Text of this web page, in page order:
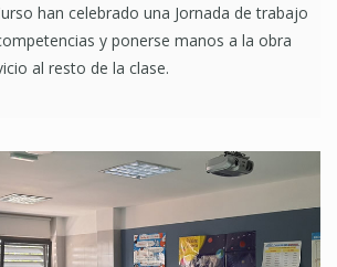
han celebrado una Jornada de trabajo
y ponerse manos a la obra
al resto de la clase.